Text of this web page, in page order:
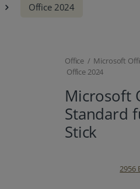
Office 2024
Office / Microsoft
Office 2024
Microsoft
Standard
Stick
2956